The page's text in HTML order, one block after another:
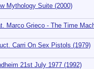
Mythology Suite (2000)
Marco Grieco - The Time
Carri On Sex Pistols (1979)
21st July 1977 (1992)